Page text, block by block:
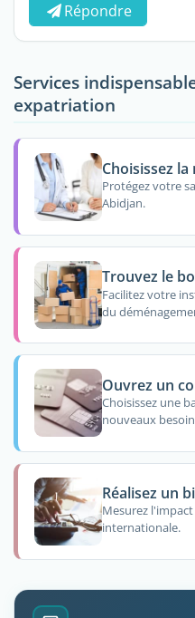
Répondre
Services
expatriation
Choisissez
Protégez votre
Abidjan.
Trouvez le
Facilitez votre
du
Ouvrez un
Choisissez une
nouveaux
Réalisez un
Mesurez
internationale.